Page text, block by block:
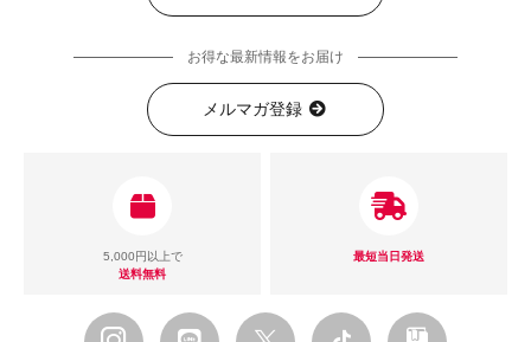
お得な最新情報をお届け
メルマガ登録
5,000円以上で
送料無料
最短当日発送